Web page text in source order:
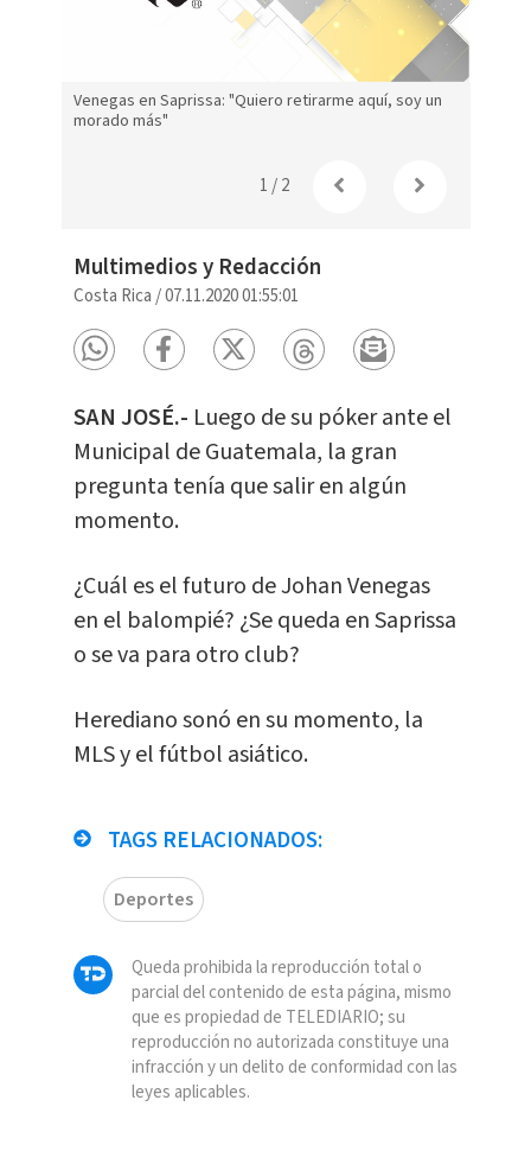
Venegas en Saprissa: "Quiero retirarme aquí, soy un
morado más"
1/2
Multimedios y Redacción
Costa Rica /07.11.2020 01:55:01
SAN JOSÉ.- Luego de su póker ante el
Municipal de Guatemala, la gran
pregunta tenía que salir en algún
momento.
¿Cuál es el futuro de Johan Venegas
en el balompié? ¿Se queda en Saprissa
o se va para otro club?
Herediano sonó en su momento, la
MLS y el fútbol asiático.
TAGS RELACIONADOS:
Deportes
Queda prohibida la reproducción total o
parcial del contenido de esta página, mismo
que es propiedad de TELEDIARIO; su
reproducción no autorizada constituye una
infracción y un delito de conformidad con las
leyes aplicables.